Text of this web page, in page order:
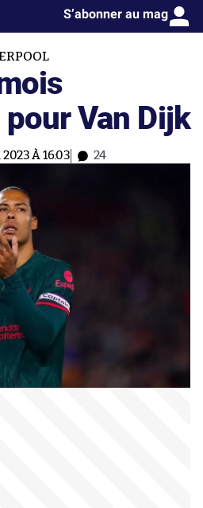
S’abonner au mag
pour Van Dijk
2023 À 16:03 24